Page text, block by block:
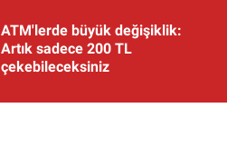
ATM'lerde büyük değişiklik:
Artık sadece 200 TL
çekebileceksiniz